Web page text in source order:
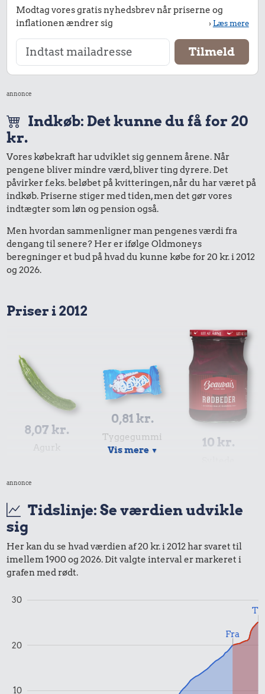
Modtag vores gratis nyhedsbrev når priserne og
inflationen ændrer sig
›Læs mere
annonce
Indkøb: Det kunne du få for 20
kr.
Vores købekraft har udviklet sig gennem årene. Når
pengene bliver mindre værd, bliver ting dyrere. Det
påvirker f.eks. beløbet på kvitteringen, når du har været på
indkøb. Priserne stiger med tiden, men det gør vores
indtægter som løn og pension også.
Men hvordan sammenligner man pengenes værdi fra
dengang til senere? Her er ifølge Oldmoneys
beregninger et bud på hvad du kunne købe for 20 kr. i 2012
og 2026.
Priser i 2012
8,07 kr.
Agurk
0,81 kr.
Tyggegummi 10 kr.
19 kr.
Priser i 2026
0,99 kr.
Vis mere ▼
annonce
Tidslinje: Se værdien udvikle
sig
Her kan du se hvad værdien af 20 kr. i 2012 har svaret til
imellem 1900 og 2026. Dit valgte interval er markeret i
grafen med rødt.
10
20
30
Fra
Til